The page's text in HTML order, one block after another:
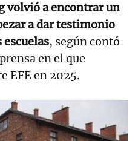
volvió a encontrar un
a dar testimonio
escuelas, según contó
en el que
EFE en 2025.